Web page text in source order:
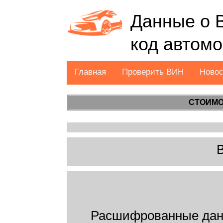
Данные о
код
Главная Проверить ВИН
Расшифрованные